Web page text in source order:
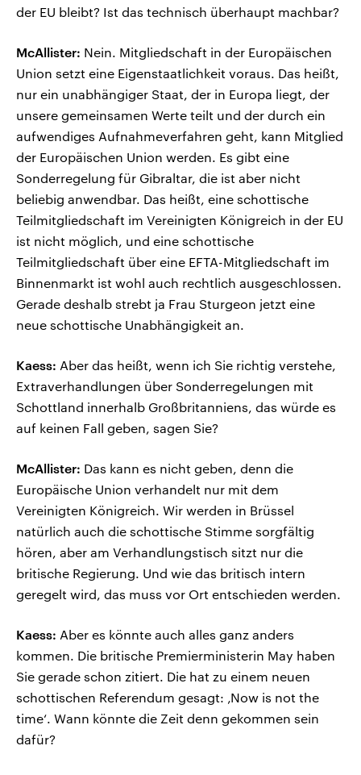
der EU bleibt? Ist das technisch überhaupt machbar?
McAllister: Nein. Mitgliedschaft in der Europäischen
Union setzt eine Eigenstaatlichkeit voraus. Das heißt,
nur ein unabhängiger Staat, der in Europa liegt, der
unsere gemeinsamen Werte teilt und der durch ein
aufwendiges Aufnahmeverfahren geht, kann Mitglied
der Europäischen Union werden. Es gibt eine
Sonderregelung für Gibraltar, die ist aber nicht
beliebig anwendbar. Das heißt, eine schottische
Teilmitgliedschaft im Vereinigten Königreich in der EU
ist nicht möglich, und eine schottische
Teilmitgliedschaft über eine EFTA-Mitgliedschaft im
Binnenmarkt ist wohl auch rechtlich ausgeschlossen.
Gerade deshalb strebt ja Frau Sturgeon jetzt eine
neue schottische Unabhängigkeit an.
Kaess: Aber das heißt, wenn ich Sie richtig verstehe,
Extraverhandlungen über Sonderregelungen mit
Schottland innerhalb Großbritanniens, das würde es
auf keinen Fall geben, sagen Sie?
McAllister: Das kann es nicht geben, denn die
Europäische Union verhandelt nur mit dem
Vereinigten Königreich. Wir werden in Brüssel
natürlich auch die schottische Stimme sorgfältig
hören, aber am Verhandlungstisch sitzt nur die
britische Regierung. Und wie das britisch intern
geregelt wird, das muss vor Ort entschieden werden.
Kaess: Aber es könnte auch alles ganz anders
kommen. Die britische Premierministerin May haben
Sie gerade schon zitiert. Die hat zu einem neuen
schottischen Referendum gesagt: ‚Now is not the
time‘. Wann könnte die Zeit denn gekommen sein
dafür?